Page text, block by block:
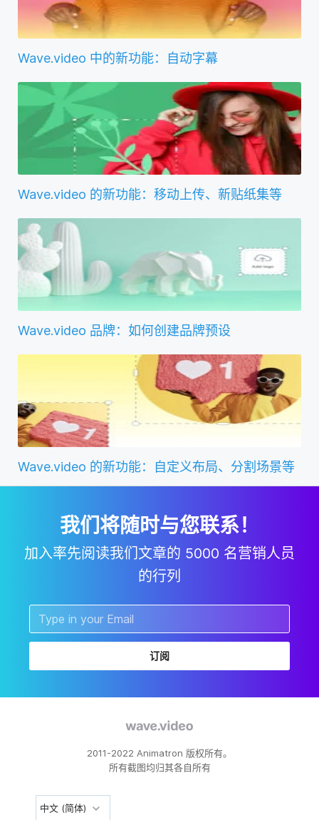
Wave.video 中的新功能：自动字幕
Wave.video 的新功能：移动上传、新贴纸集等
Wave.video 品牌：如何创建品牌预设
Wave.video 的新功能：自定义布局、分割场景等
我们将随时与您联系！
加入率先阅读我们文章的 5000 名营销人员
的行列
订阅
2011-2022 Animatron 版权所有。
所有截图均归其各自所有
中文 (简体)